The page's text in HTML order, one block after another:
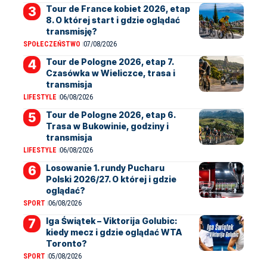
Tour de France kobiet 2026, etap
8. O której start i gdzie oglądać
transmisję?
SPOŁECZEŃSTWO 07/08/2026
Tour de Pologne 2026, etap 7.
Czasówka w Wieliczce, trasa i
transmisja
LIFESTYLE 06/08/2026
Tour de Pologne 2026, etap 6.
Trasa w Bukowinie, godziny i
transmisja
LIFESTYLE 06/08/2026
Losowanie 1. rundy Pucharu
Polski 2026/27. O której i gdzie
oglądać?
SPORT 06/08/2026
Iga Świątek – Viktorija Golubic:
kiedy mecz i gdzie oglądać WTA
Toronto?
SPORT 05/08/2026